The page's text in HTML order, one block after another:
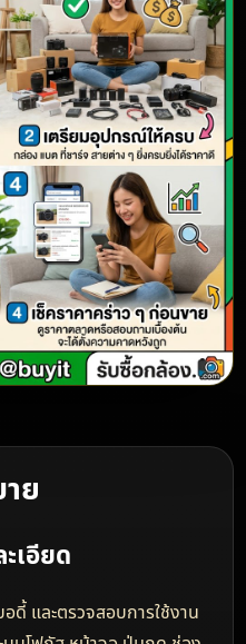
าพ เช่น DJI Osmo,
อุปกรณ์วิดีโอที่เกี่ยวข้อง